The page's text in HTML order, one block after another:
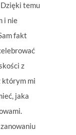
temu
i nie
fakt
z
którym mi
jaka